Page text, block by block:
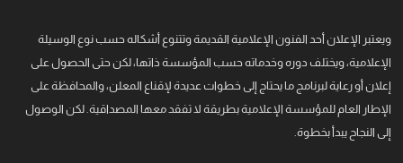
ويعتبر الإعلان أحد الفنون الإعلامية القديمة وتتنوع أشكاله حسب نوع الوسيلة
الإعلامية، ويختلف دوره وخدماته حسب المؤسسة ذاتها، لكن حتى الحصول على
إعلان أو رعاية لبرنامج ما يحتاج إلى خطوات عديدة لإقناع المعلن، والمحافظة على
الإطار العام للمؤسسة الإعلامية بطريقة لا تفقد معها المصداقية. لكن الوصول
إلى النجاح يبدأ بخطوة.